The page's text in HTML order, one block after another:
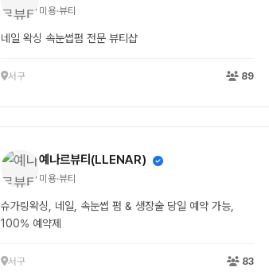
미용·뷰티
네일 왁싱 속눈썹펌 전문 뷰티샵
서구 89
예나르뷰티(LLENAR)
미용·뷰티
슈가링왁싱, 네일, 속눈썹 펌 & 생장술 당일 예약 가능,
100% 예약제
서구 83